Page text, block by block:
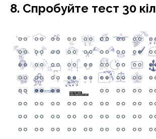
8. Спробуйте тест 30 кіл